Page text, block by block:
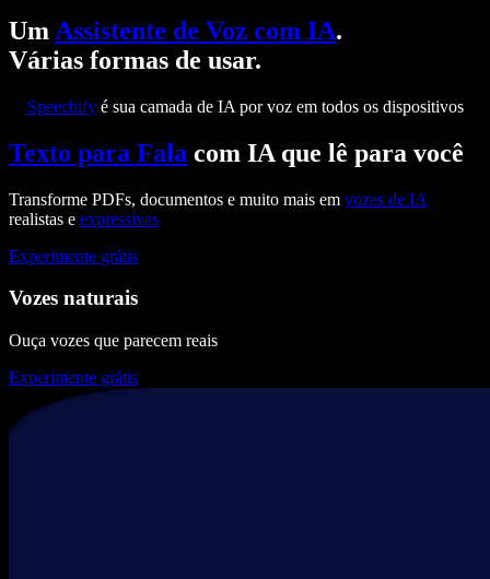
Um Assistente de Voz com IA.
Várias formas de usar.
Speechifyé sua camada de IA por voz em todos os dispositivos
Texto para Fala com IA que lê para você
Transforme PDFs, documentos e muito mais em vozes de IA
realistas e expressivas
Experimente grátis
Vozes naturais
Ouça vozes que parecem reais
Experimente grátis